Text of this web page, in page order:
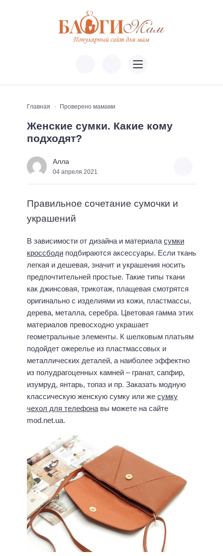
Главная Проверено мамами
Женские сумки. Какие кому
подходят?
Алла
04 апреля 2021
Правильное сочетание сумочки и
украшений
В зависимости от дизайна и материаласумки
кроссбоди подбираются аксессуары. Если ткань
легкая и дешевая, значит и украшения носить
предпочтительней простые. Такие типы ткани
как джинсовая, трикотаж, плащевая смотрятся
оригинально с изделиями из кожи, пластмассы,
дерева, металла, серебра. Цветовая гамма этих
материалов превосходно украшает
геометральные элементы. К шелковым платьям
подойдет ожерелье из пластмассовых и
металлических деталей, а наиболее эффектно
из полудрагоценных камней – гранат, сапфир,
изумруд, янтарь, топаз и пр. Заказать модную
классическую женскую сумку или же сумку
чехол для телефонавы можете на сайте
mod.net.ua.